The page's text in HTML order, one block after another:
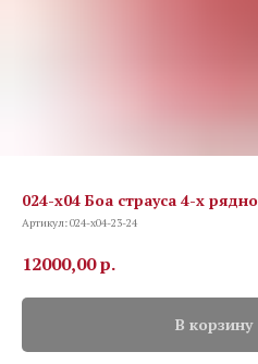
024-х04 Боа страуса 4-х
Артикул:024-х04-23-24
12000,00р.
В корзину